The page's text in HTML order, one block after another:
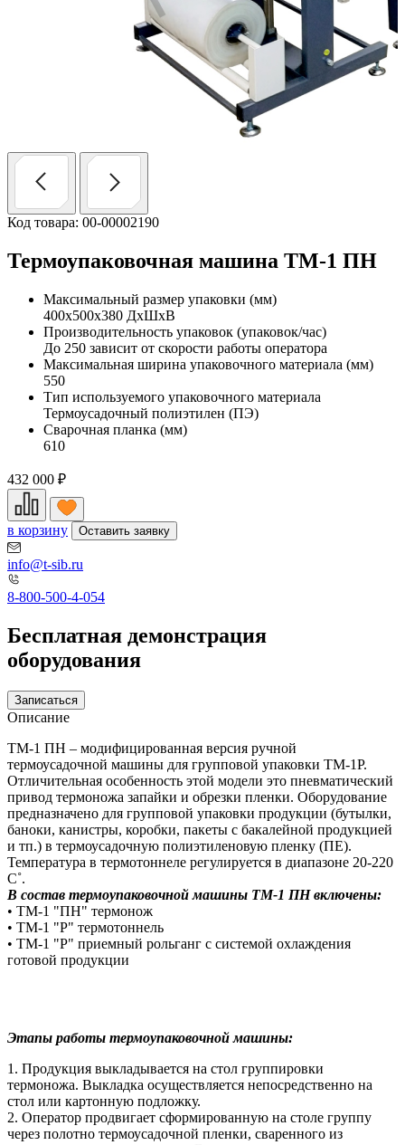
Код товара: 00-00002190
Термоупаковочная машина ТМ-1 ПН
Максимальный размер упаковки (мм)
400х500х380 ДхШхВ
Производительность упаковок (упаковок/час)
До 250 зависит от скорости работы оператора
Максимальная ширина упаковочного материала (мм)
550
Тип используемого упаковочного материала
Термоусадочный полиэтилен (ПЭ)
Сварочная планка (мм)
610
432 000 ₽
в корзину Оставить заявку
info@t-sib.ru
8-800-500-4-054
Бесплатная демонстрация
оборудования
Записаться
Описание
ТМ-1 ПН – модифицированная версия ручной
термоусадочной машины для групповой упаковки ТМ-1Р.
Отличительная особенность этой модели это пневматический
привод термоножа запайки и обрезки пленки. Оборудование
предназначено для групповой упаковки продукции (бутылки,
баноки, канистры, коробки, пакеты с бакалейной продукцией
и тп.) в термоусадочную полиэтиленовую пленку (ПЕ).
Температура в термотоннеле регулируется в диапазоне 20-220
С˚.
В состав термоупаковочной машины ТМ-1 ПН включены:
• ТМ-1 "ПН" термонож
• ТМ-1 "Р" термотоннель
• ТМ-1 "Р" приемный рольганг с системой охлаждения
готовой продукции
Этапы работы термоупаковочной машины:
1. Продукция выкладывается на стол группировки
термоножа. Выкладка осуществляется непосредственно на
стол или картонную подложку.
2. Оператор продвигает сформированную на столе группу
через полотно термоусадочной пленки, сваренного из